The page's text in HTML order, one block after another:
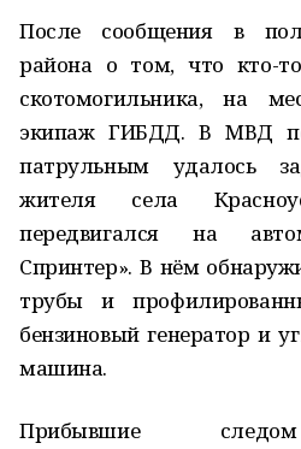
После сообщения в
района о том, что кто-
скотомогильника, на
экипаж ГИБДД. В МВД
патрульным удалось
жителя села
передвигался на
Спринтер». В нём
трубы и
бензиновый генератор и
машина.
Прибывшие